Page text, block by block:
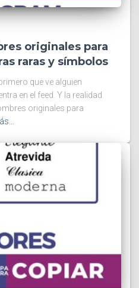
originales para
raras y símbolos
que ve alguien
en el feed. Y la realidad
originales para